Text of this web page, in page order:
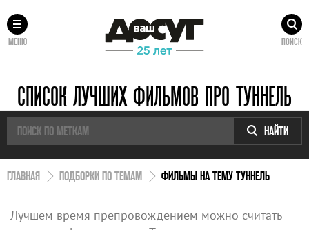
МЕНЮ ПОИСК
СПИСОК ЛУЧШИХ ФИЛЬМОВ ПРО ТУННЕЛЬ
НАЙТИ
ГЛАВНАЯ ПОДБОРКИ ПО ТЕМАМ ФИЛЬМЫ НА ТЕМУ ТУННЕЛЬ
Лучшем время препровождением можно считать